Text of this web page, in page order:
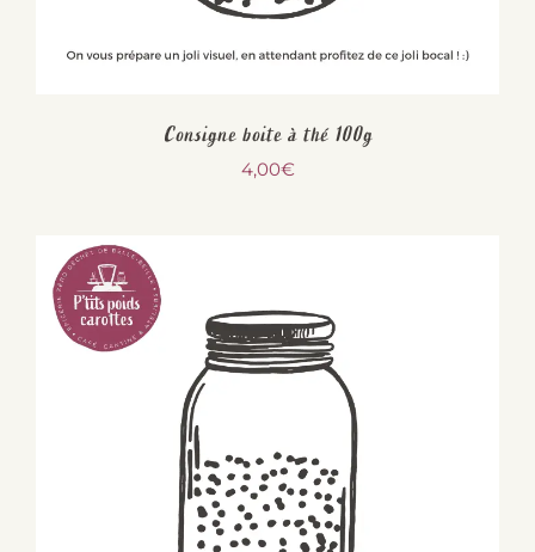
Consigne boite à thé 100g
4,00€